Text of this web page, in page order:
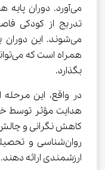
می‌شوند. این
بگذارد.
در واقع، این
ارزشمندی ارائه دهند.